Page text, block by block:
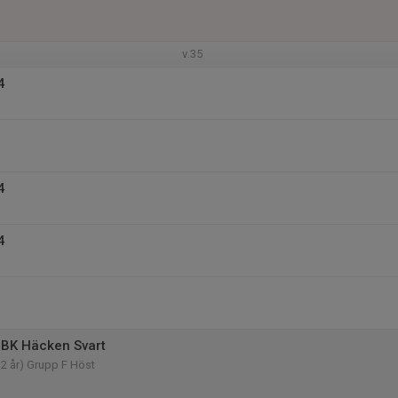
v.35
Häcken Svart
år) Grupp F Höst